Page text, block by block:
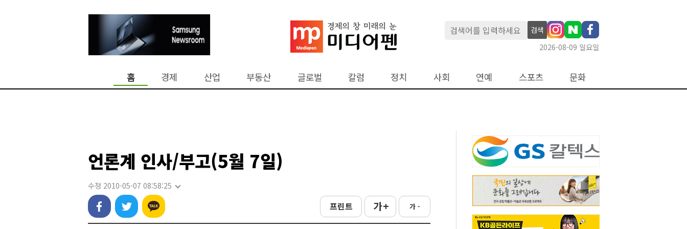
검색
2026-08-09 일요일
홈 경제 산업 부동산 글로벌 칼럼 정치 사회 연예 스포츠 문화
언론계 인사/부고(5월 7일)
수정 2010-05-07 08:58:25
프린트 가 + 가 -